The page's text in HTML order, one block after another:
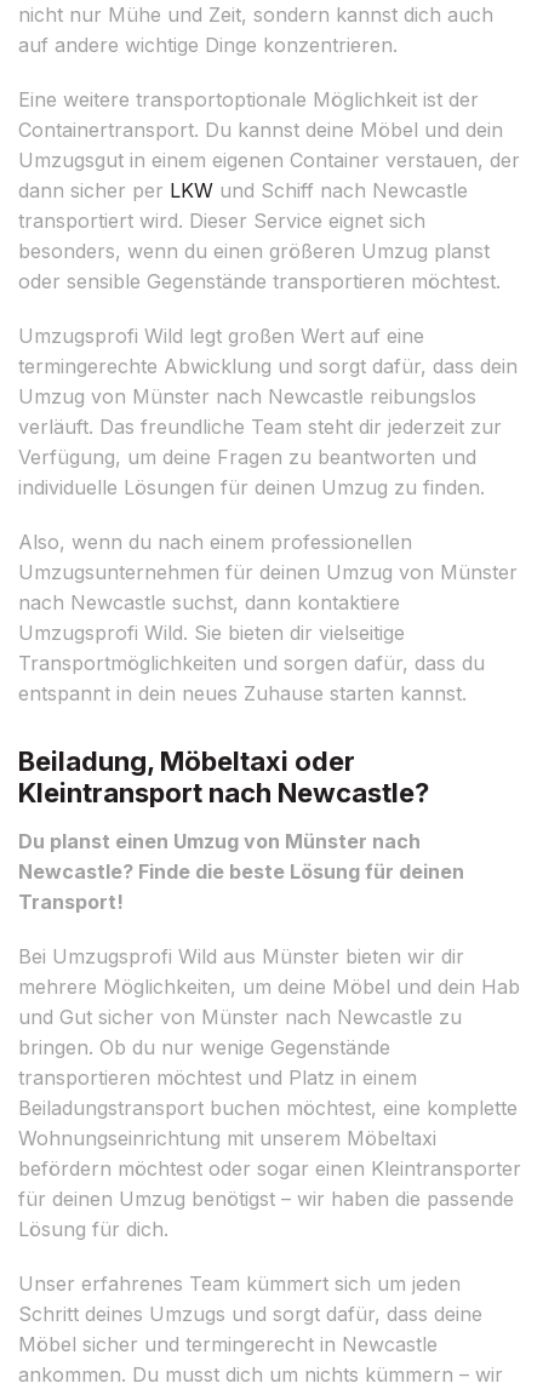
nicht nur Mühe und Zeit, sondern kannst dich auch
auf andere wichtige Dinge konzentrieren.
Eine weitere transportoptionale Möglichkeit ist der
Containertransport. Du kannst deine Möbel und dein
Umzugsgut in einem eigenen Container verstauen, der
dann sicher per LKW und Schiff nach Newcastle
transportiert wird. Dieser Service eignet sich
besonders, wenn du einen größeren Umzug planst
oder sensible Gegenstände transportieren möchtest.
Umzugsprofi Wild legt großen Wert auf eine
termingerechte Abwicklung und sorgt dafür, dass dein
Umzug von Münster nach Newcastle reibungslos
verläuft. Das freundliche Team steht dir jederzeit zur
Verfügung, um deine Fragen zu beantworten und
individuelle Lösungen für deinen Umzug zu finden.
Also, wenn du nach einem professionellen
Umzugsunternehmen für deinen Umzug von Münster
nach Newcastle suchst, dann kontaktiere
Umzugsprofi Wild. Sie bieten dir vielseitige
Transportmöglichkeiten und sorgen dafür, dass du
entspannt in dein neues Zuhause starten kannst.
Beiladung, Möbeltaxi oder
Kleintransport nach Newcastle?
Du planst einen Umzug von Münster nach
Newcastle? Finde die beste Lösung für deinen
Transport!
Bei Umzugsprofi Wild aus Münster bieten wir dir
mehrere Möglichkeiten, um deine Möbel und dein Hab
und Gut sicher von Münster nach Newcastle zu
bringen. Ob du nur wenige Gegenstände
transportieren möchtest und Platz in einem
Beiladungstransport buchen möchtest, eine komplette
Wohnungseinrichtung mit unserem Möbeltaxi
befördern möchtest oder sogar einen Kleintransporter
für deinen Umzug benötigst – wir haben die passende
Lösung für dich.
Unser erfahrenes Team kümmert sich um jeden
Schritt deines Umzugs und sorgt dafür, dass deine
Möbel sicher und termingerecht in Newcastle
ankommen. Du musst dich um nichts kümmern – wir